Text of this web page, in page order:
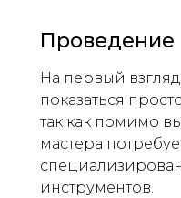
Проведение
На первый
показаться
так как помимо
мастера
инструментов.